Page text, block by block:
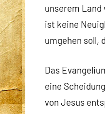
unserem
ist keine
umgehen soll,
Das
eine
von Jesus